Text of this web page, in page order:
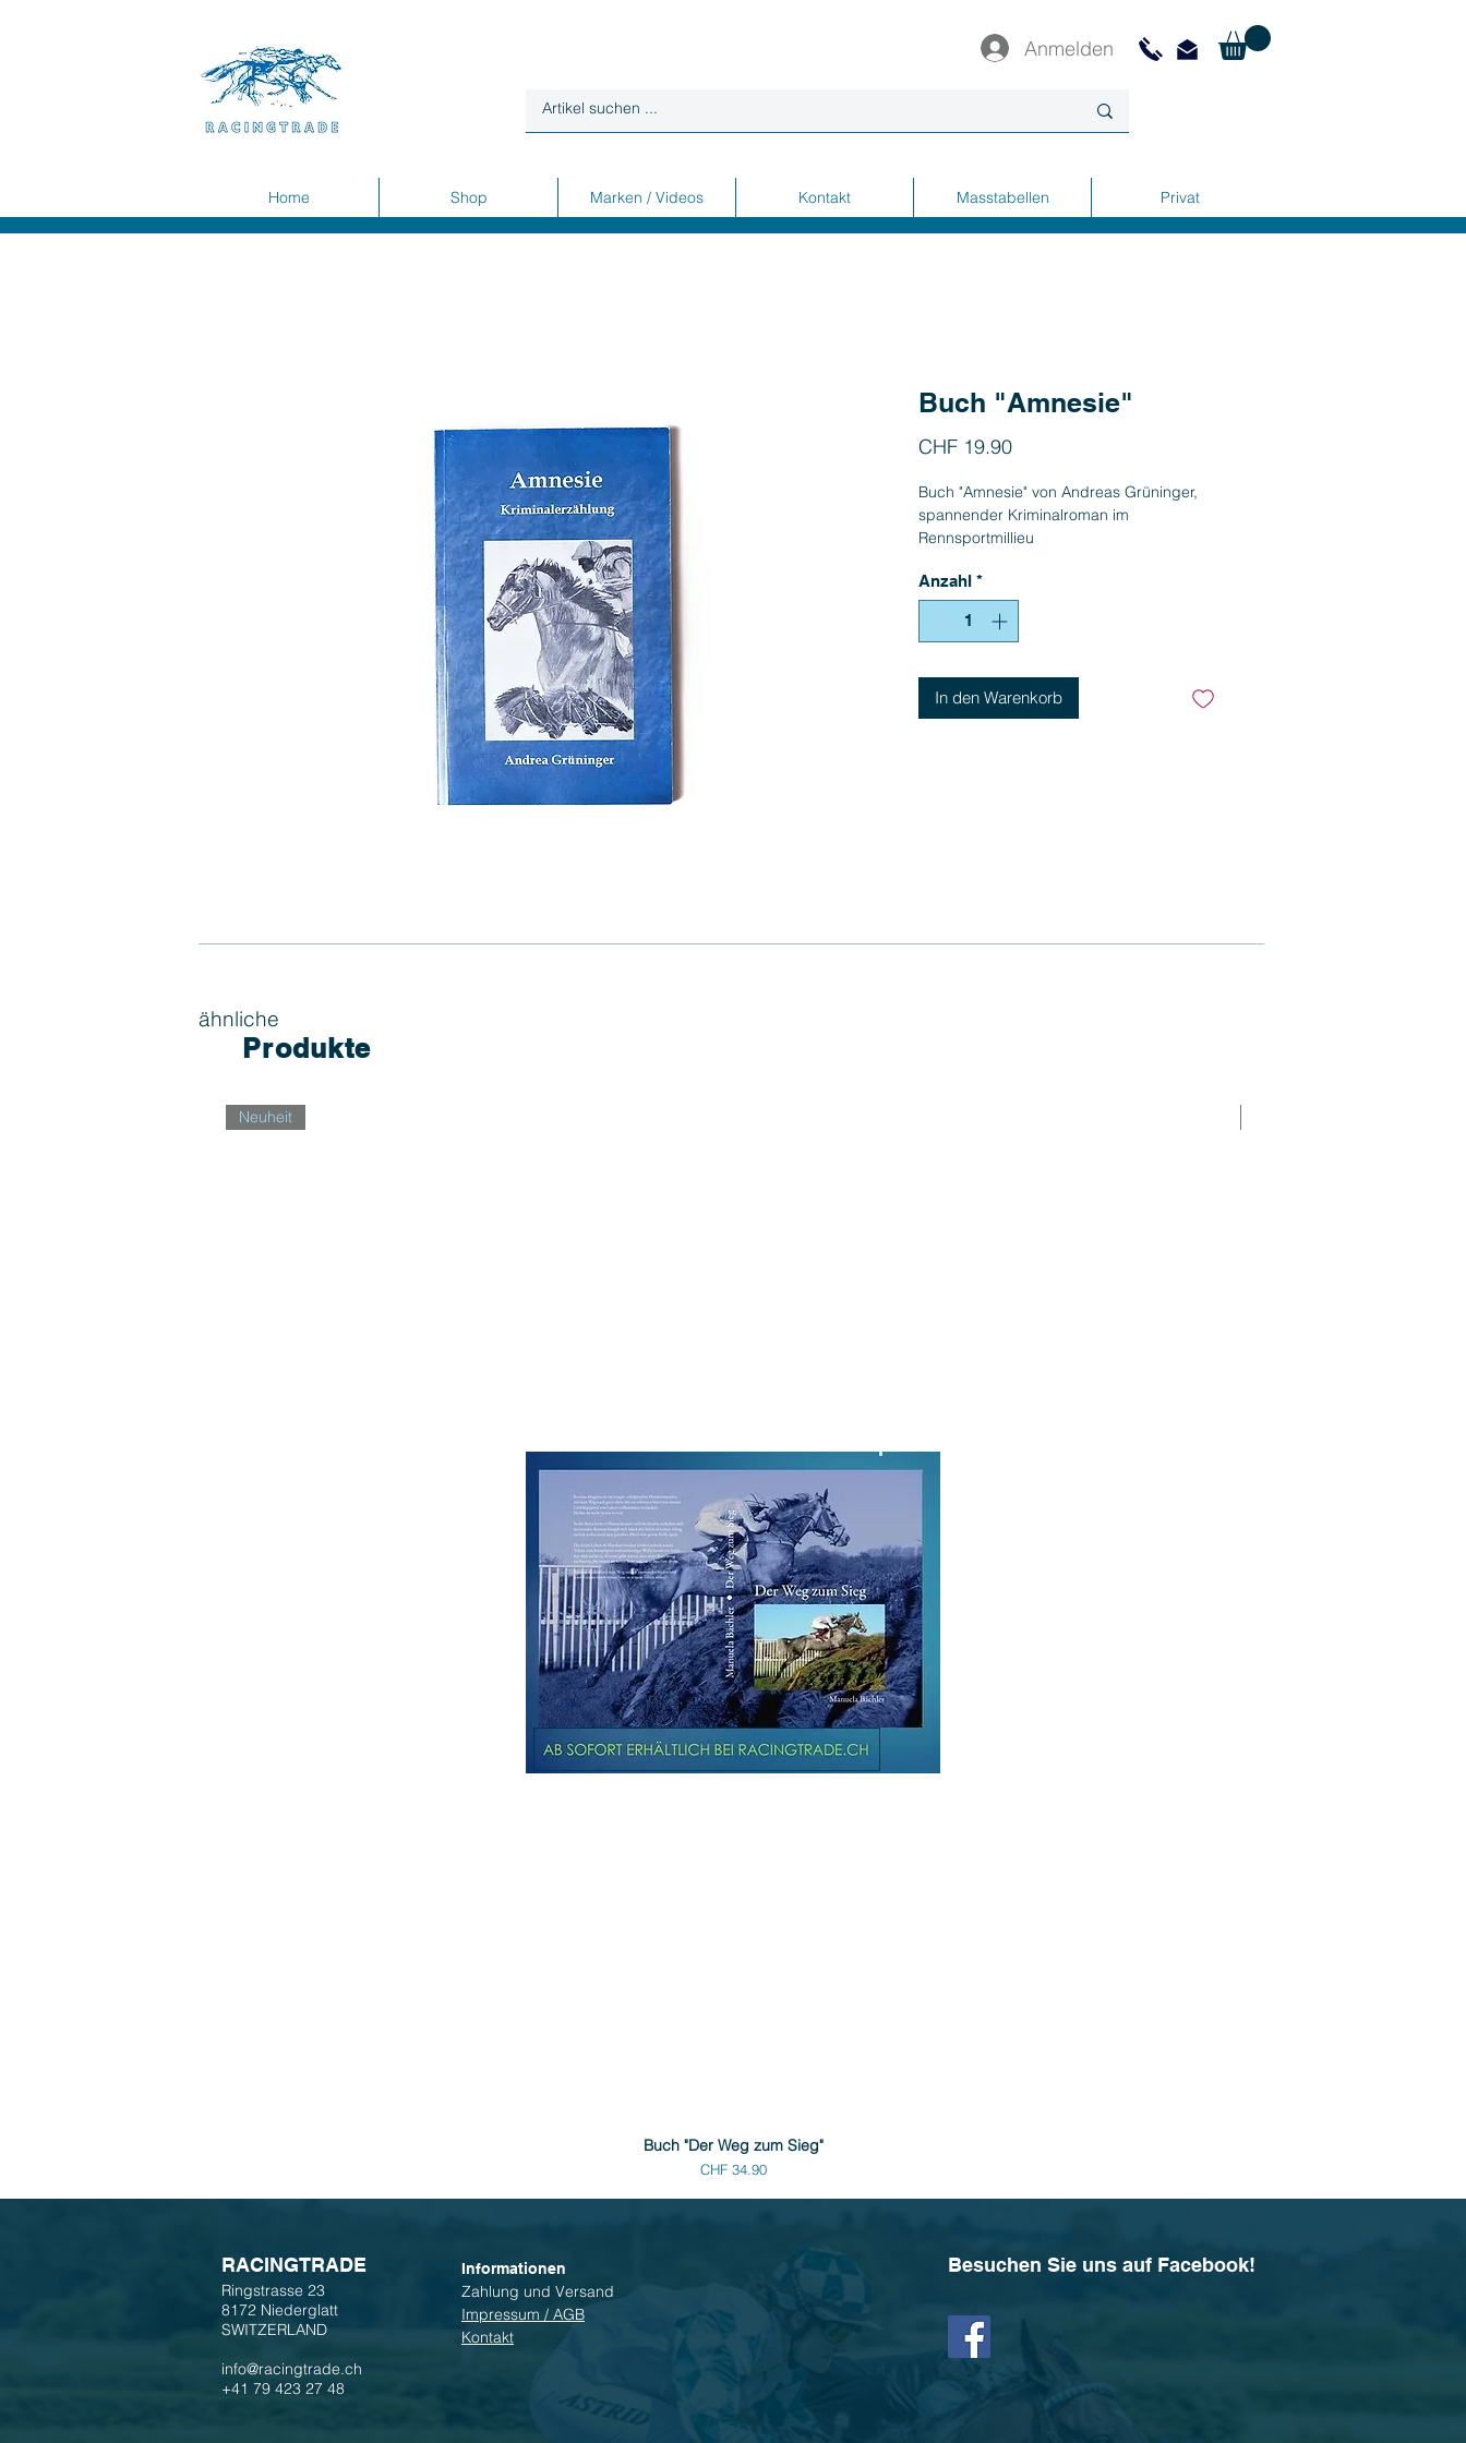
Anmelden
Home Shop Marken / Videos Kontakt Masstabellen Privat
Buch "Amnesie"
CHF 19.90Preis
Buch "Amnesie" von Andreas Grüninger,
spannender Kriminalroman im
Rennsportmillieu
Anzahl *
In den Warenkorb
ähnliche
Produkte
Neuheit
Buch "Der Weg zum Sieg"
Preis
CHF 34.90
Informationen
Zahlung und Versand
Impressum / AGB
Kontakt
RACINGTRADE
Ringstrasse 23
8172 Niederglatt
SWITZERLAND
info@racingtrade.ch
+41 79 423 27 48
Besuchen Sie uns auf Facebook!